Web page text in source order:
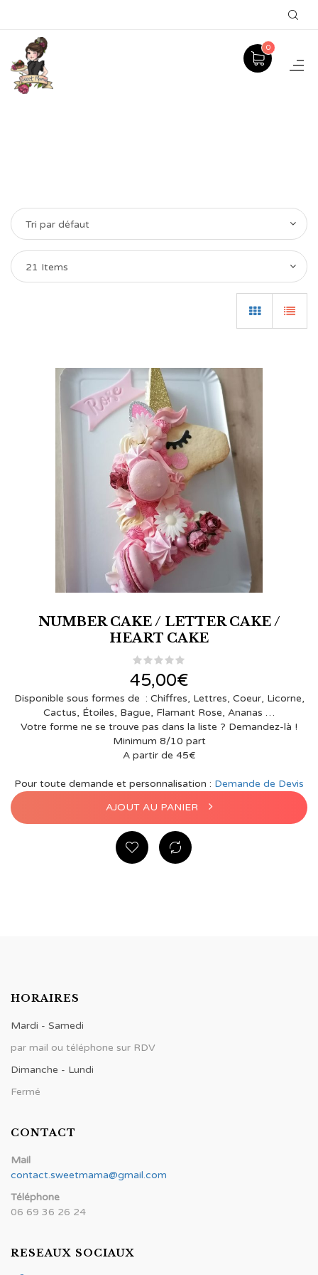
0
Tri par défaut
21 Items
NUMBER CAKE / LETTER CAKE /
HEART CAKE
45,00€
Disponible sous formes de : Chiffres, Lettres, Coeur, Licorne,
Cactus, Étoiles, Bague, Flamant Rose, Ananas …
Votre forme ne se trouve pas dans la liste ? Demandez-là !
Minimum 8/10 part
A partir de 45€
Pour toute demande et personnalisation : Demande de Devis
AJOUT AU PANIER
HORAIRES
Mardi - Samedi
par mail ou téléphone sur RDV
Dimanche - Lundi
Fermé
CONTACT
Mail
contact.sweetmama@gmail.com
Téléphone
06 69 36 26 24
RESEAUX SOCIAUX